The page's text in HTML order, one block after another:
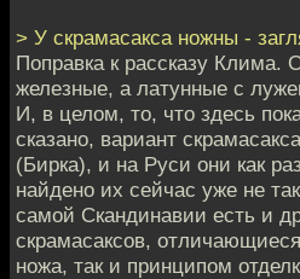
> У скрамасакса ножны -
Поправка к рассказу Клима.
железные, а латунные с
И, в целом, то, что здесь
сказано, вариант
(Бирка), и на Руси они как
найдено их сейчас уже не
самой Скандинавии есть и
скрамасаксов,
ножа, так и принципом